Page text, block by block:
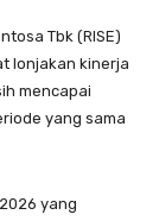
Tbk (RISE)
lonjakan kinerja
mencapai
yang sama
yang